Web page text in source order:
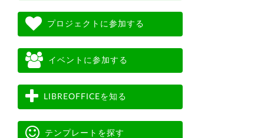
プロジェクトに参加する
イベントに参加する
LIBREOFFICEを知る
テンプレートを探す